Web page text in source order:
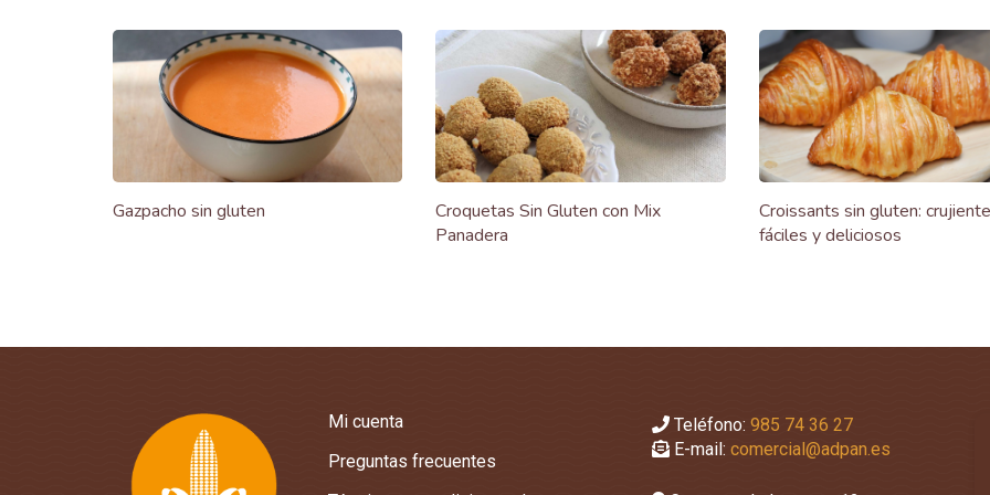
Gazpacho sin gluten
Croquetas Sin Gluten con Mix
Panadera
Croissants sin gluten:
fáciles y deliciosos
Mi cuenta
Preguntas frecuentes
Teléfono: 985 74 36 27
E-mail: comercial@adpan.es